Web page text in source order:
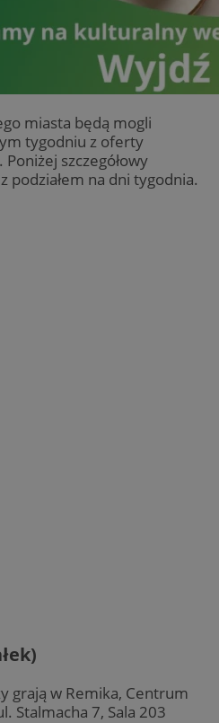
miasta będą mogli
tygodniu z oferty
szczegółowy
na dni tygodnia.
grają w Remika, Centrum
Stalmacha 7, Sala 203